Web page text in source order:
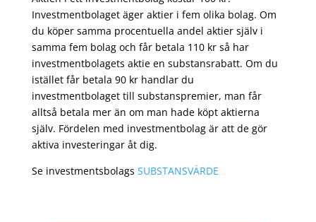
Investmentbolaget äger aktier i fem olika bolag. Om
du köper samma procentuella andel aktier själv i
samma fem bolag och får betala 110 kr så har
investmentbolagets aktie en substansrabatt. Om du
istället får betala 90 kr handlar du
investmentbolaget till substanspremier, man får
alltså betala mer än om man hade köpt aktierna
själv. Fördelen med investmentbolag är att de gör
aktiva investeringar åt dig.
Se investmentsbolags SUBSTANSVÄRDE